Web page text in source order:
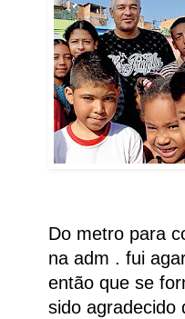
Do metro para
na adm . fui
então que se
sido agradecido